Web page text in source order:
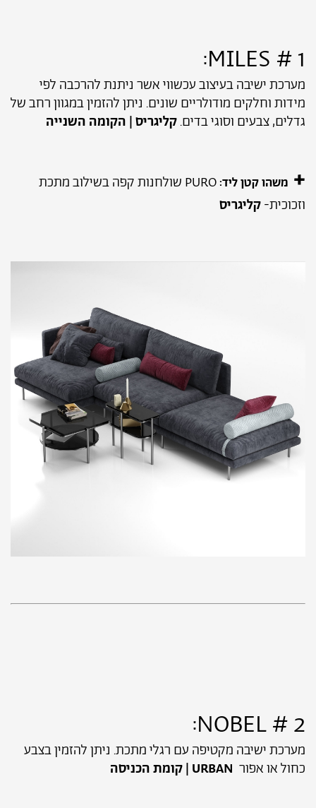
1 # MILES:
מערכת ישיבה בעיצוב עכשווי אשר ניתנת להרכבה לפי
מידות וחלקים מודולריים שונים. ניתן להזמין במגוון רחב של
גדלים, צבעים וסוגי בדים.קליגריס | הקומה השנייה
+ משהו קטן ליד:
PURO שולחנות קפה בשילוב מתכת
וזכוכית-קליגריס
2 # NOBEL:
מערכת ישיבה מקטיפה עם רגלי מתכת. ניתן להזמין בצבע
כחול או אפור URBAN | קומת הכניסה